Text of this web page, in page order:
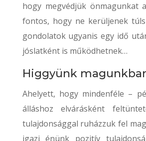
hogy megvédjük önmagunkat
fontos, hogy ne kerüljenek
gondolatok ugyanis egy idő
jóslatként is működhetnek…
Higgyünk
Ahelyett, hogy mindenféle –
álláshoz elvárásként
tulajdonsággal ruházzuk fel
igazi énünk pozitív